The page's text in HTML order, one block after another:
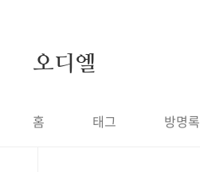
오디엘
홈 태그 방명록